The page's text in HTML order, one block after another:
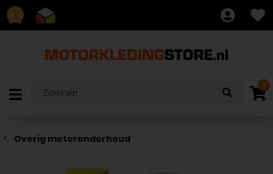
8.7
0
Overig motoronderhoud